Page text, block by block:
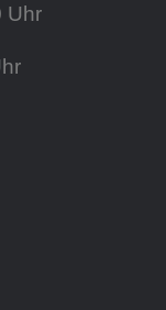
Uhr